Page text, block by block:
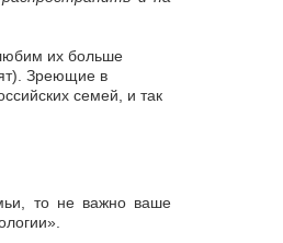
их больше
Зреющие в
семей, и так
то не важно ваше